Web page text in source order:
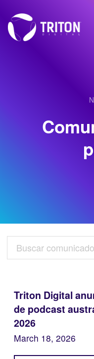
Triton Digital
de podcast
2026
March 18, 2026